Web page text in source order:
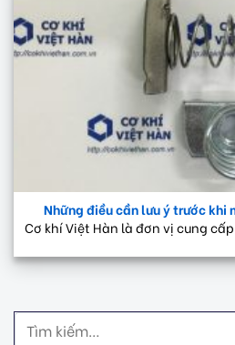
Những điều cần lưu ý trước khi
Cơ khí Việt Hàn là đơn vị cung